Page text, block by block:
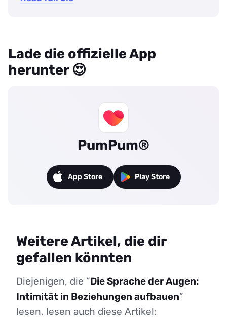
Lade die offizielle App
herunter 😍
PumPum®
App Store Play Store
Weitere Artikel, die dir
gefallen könnten
Diejenigen, die “Die Sprache der Augen:
Intimität in Beziehungen aufbauen”
lesen, lesen auch diese Artikel: